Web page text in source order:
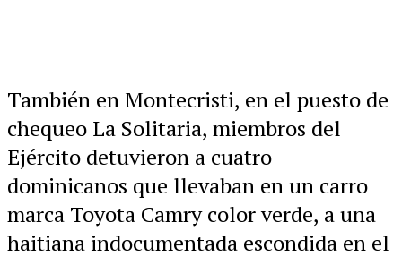
También en Montecristi, en el puesto de
chequeo La Solitaria, miembros del
Ejército detuvieron a cuatro
dominicanos que llevaban en un carro
marca Toyota Camry color verde, a una
haitiana indocumentada escondida en el